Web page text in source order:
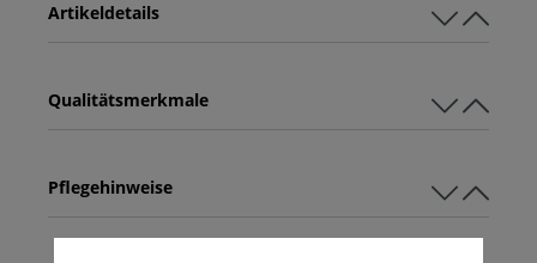
Qualitätsmerkmale
Artikeldetails
Pflegehinweise